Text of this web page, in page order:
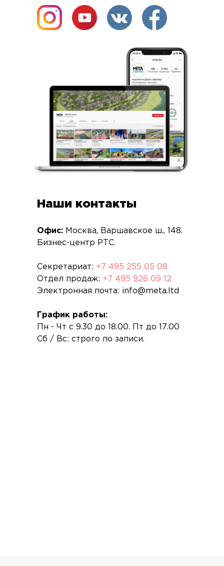
Офис: Москва, Варшавское ш., 148.
Бизнес-центр РТС.
Секретариат: +7 495 255 05 08
Отдел продаж: +7 495 926 09 12
Электронная почта: info@meta.ltd
График работы:
Пн - Чт с 9.30 до 18.00. Пт до 17.00
Сб / Вс: строго по записи.
Наши контакты